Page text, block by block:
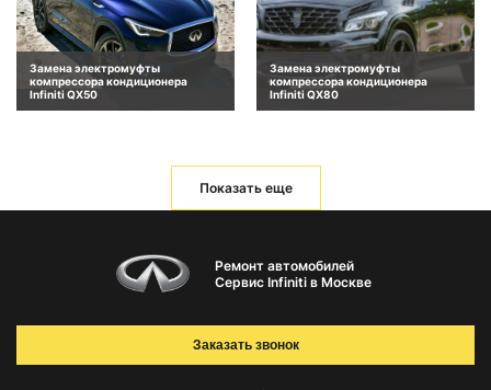
Замена электромуфты
компрессора кондиционера
Infiniti QX50
Замена электромуфты
компрессора кондиционера
Infiniti QX80
Показать еще
Ремонт автомобилей
Сервис Infiniti в Москве
Заказать звонок